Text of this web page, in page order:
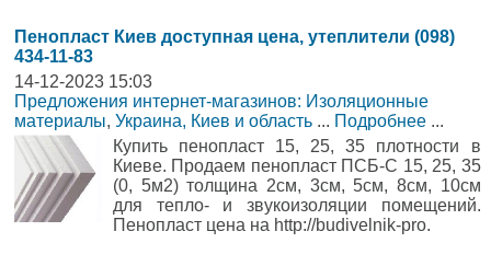
Пенопласт Киев доступная цена, утеплители (098)
434-11-83
14-12-2023 15:03
Предложения интернет-магазинов: Изоляционные
материалы, Украина, Киев и область ... Подробнее ...
Купить пенопласт 15, 25, 35 плотности в
Киеве. Продаем пенопласт ПСБ-С 15, 25, 35
(0, 5м2) толщина 2см, 3см, 5см, 8см, 10см
для тепло- и звукоизоляции помещений.
Пенопласт цена на http://budivelnik-pro.